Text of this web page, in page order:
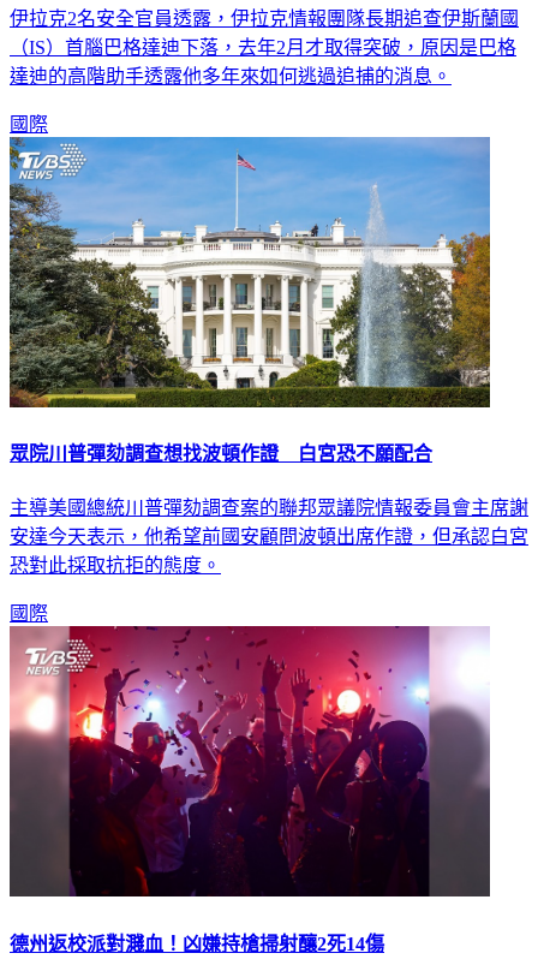
伊拉克2名安全官員透露，伊拉克情報團隊長期追查伊斯蘭國
（IS）首腦巴格達迪下落，去年2月才取得突破，原因是巴格
達迪的高階助手透露他多年來如何逃過追捕的消息。
國際
眾院川普彈劾調查想找波頓作證 白宮恐不願配合
主導美國總統川普彈劾調查案的聯邦眾議院情報委員會主席謝
安達今天表示，他希望前國安顧問波頓出席作證，但承認白宮
恐對此採取抗拒的態度。
國際
德州返校派對濺血！凶嫌持槍掃射釀2死14傷